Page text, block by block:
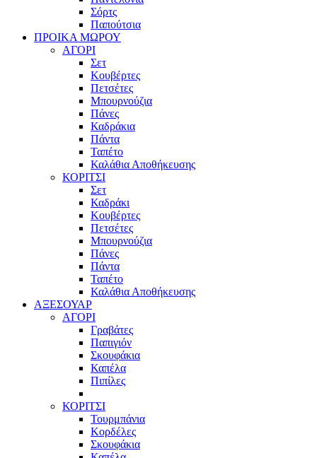
Σόρτς
Παπούτσια
ΠΡΟΙΚΑ ΜΩΡΟΥ
ΑΓΟΡΙ
Σετ
Κουβέρτες
Πετσέτες
Μπουρνούζια
Πάνες
Καδράκια
Πάντα
Ταπέτο
Καλάθια Αποθήκευσης
ΚΟΡΙΤΣΙ
Σετ
Καδράκι
Κουβέρτες
Πετσέτες
Μπουρνούζια
Πάνες
Πάντα
Ταπέτο
Καλάθια Αποθήκευσης
ΑΞΕΣΟΥΑΡ
ΑΓΟΡΙ
Γραβάτες
Παπιγιόν
Σκουφάκια
Καπέλα
Πιπίλες
ΚΟΡΙΤΣΙ
Τουρμπάνια
Κορδέλες
Σκουφάκια